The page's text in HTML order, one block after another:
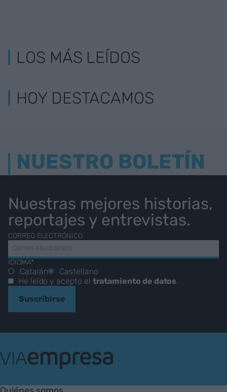
LOS MÁS LEÍDOS
HOY DESTACAMOS
NUESTRO BOLETÍN
Nuestras mejores historias,
reportajes y entrevistas.
CORREO ELECTRÓNICO
IDIOMA*
Catalán
Castellano
He leído y acepto el tratamiento de datos.
Suscribirse
Empresa